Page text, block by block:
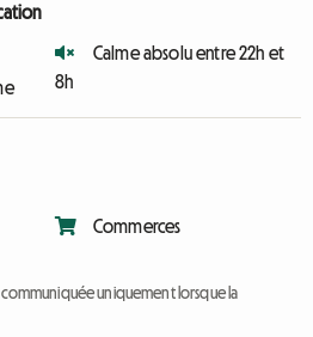
Calme absolu entre 22h et
8h
Commerces
uniquement lorsque la